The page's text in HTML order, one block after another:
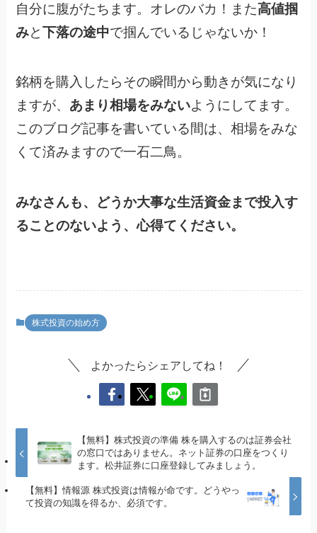
自分に腹がたちます。オレのバカ！また高値掴
みと下落の途中で掴んでいるじゃないか！
銘柄を購入したらその瞬間から動きが気になり
ますが、 あまり相場をみないようにしてます。
このブログ記事を書いている間は、相場をみな
くて済みますので一石二鳥。
みなさんも、どうか大事な生活資金まで投入す
ることのないよう、心得てください。
株式投資の始め方
よかったらシェアしてね！
【無料】株式投資の準備 株を購入するのは証券会社
の窓口ではありません。ネット証券の口座をつくり
ます。松井証券に口座登録してみましょう。
【無料】情報源 株式投資は情報が命です。どうやっ
て投資の知識を得るか、必須です。